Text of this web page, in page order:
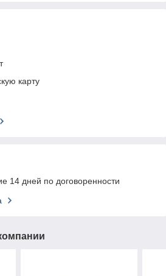
карту
14 дней по договоренности